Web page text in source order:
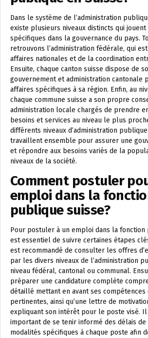
Dans le système de l’administration
existe plusieurs niveaux distincts qui
spécifiques dans la gouvernance du pays.
retrouvons l’administration fédérale, qui
affaires nationales et de la coordination
Ensuite, chaque canton suisse dispose de
gouvernement et administration cantonale
affaires spécifiques à sa région. Enfin, au
chaque commune suisse a son propre
administration locale chargés de prendre
besoins et services au niveau le plus
différents niveaux d’administration
travaillent ensemble pour assurer une
et répondre aux besoins variés de la
niveaux de la société.
Comment postuler
emploi dans la
publique suisse?
Pour postuler à un emploi dans la fonction
est essentiel de suivre certaines étapes
est recommandé de consulter les offres
par les divers niveaux de l’administration
niveau fédéral, cantonal ou communal.
préparer une candidature complète
détaillé mettant en avant ses compétences
pertinentes, ainsi qu’une lettre de
expliquant son intérêt pour le poste visé.
important de se tenir informé des délais de
modalités spécifiques à chaque poste afin